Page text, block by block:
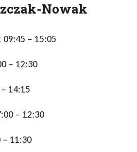
Nowak
09:45 – 15:05
– 12:30
14:15
– 12:30
– 11:30